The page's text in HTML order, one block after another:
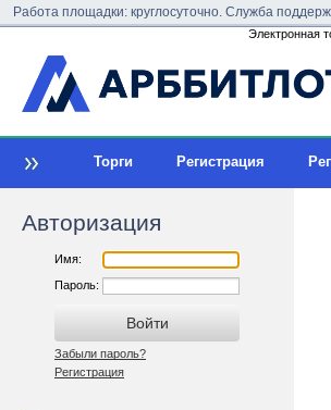
Работа площадки: круглосуточно. Служба
Электронная
Торги Регистрация
Авторизация
Имя:
Пароль:
Забыли пароль?
Регистрация